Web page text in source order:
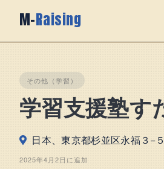
M-Raising
その他（学習）
学習支援塾す
2025年4月2日に追加